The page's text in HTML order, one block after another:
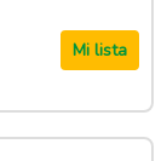
Mi lista